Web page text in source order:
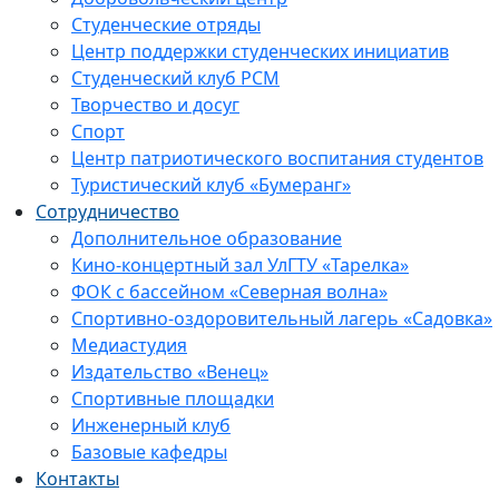
Студенческие отряды
Центр поддержки студенческих инициатив
Студенческий клуб РСМ
Творчество и досуг
Спорт
Центр патриотического воспитания студентов
Туристический клуб «Бумеранг»
Сотрудничество
Дополнительное образование
Кино-концертный зал УлГТУ «Тарелка»
ФОК с бассейном «Северная волна»
Спортивно-оздоровительный лагерь «Садовка»
Медиастудия
Издательство «Венец»
Спортивные площадки
Инженерный клуб
Базовые кафедры
Контакты